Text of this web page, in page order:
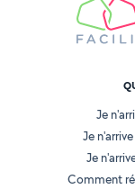
Je
Je
Je
Comment